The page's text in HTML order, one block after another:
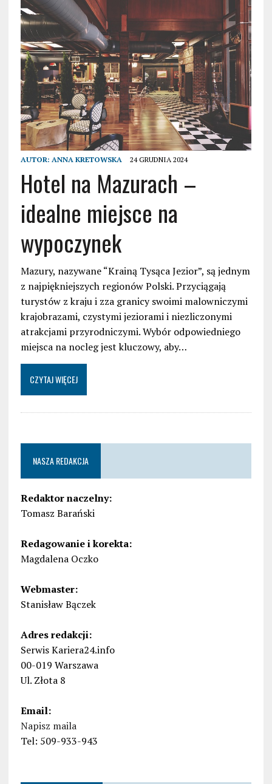
AUTOR: ANNA KRETOWSKA 24 GRUDNIA 2024
Hotel na Mazurach –
idealne miejsce na
wypoczynek
Mazury, nazywane “Krainą Tysąca Jezior”, są jednym
z najpiękniejszych regionów Polski. Przyciągają
turystów z kraju i zza granicy swoimi malowniczymi
krajobrazami, czystymi jeziorami i niezliczonymi
atrakcjami przyrodniczymi. Wybór odpowiedniego
miejsca na nocleg jest kluczowy, aby…
CZYTAJ WIĘCEJ
NASZA REDAKCJA
Redaktor naczelny:
Tomasz Barański
Redagowanie i korekta:
Magdalena Oczko
Webmaster:
Stanisław Bączek
Adres redakcji:
Serwis Kariera24.info
00-019 Warszawa
Ul. Złota 8
Email:
Napisz maila
Tel: 509-933-943